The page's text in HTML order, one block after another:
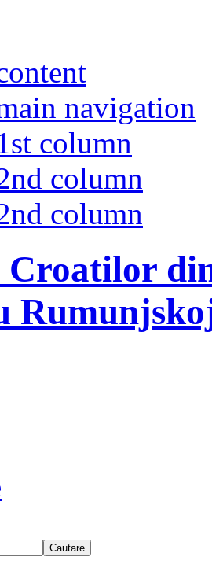
navigation
column
column
column
Croatilor